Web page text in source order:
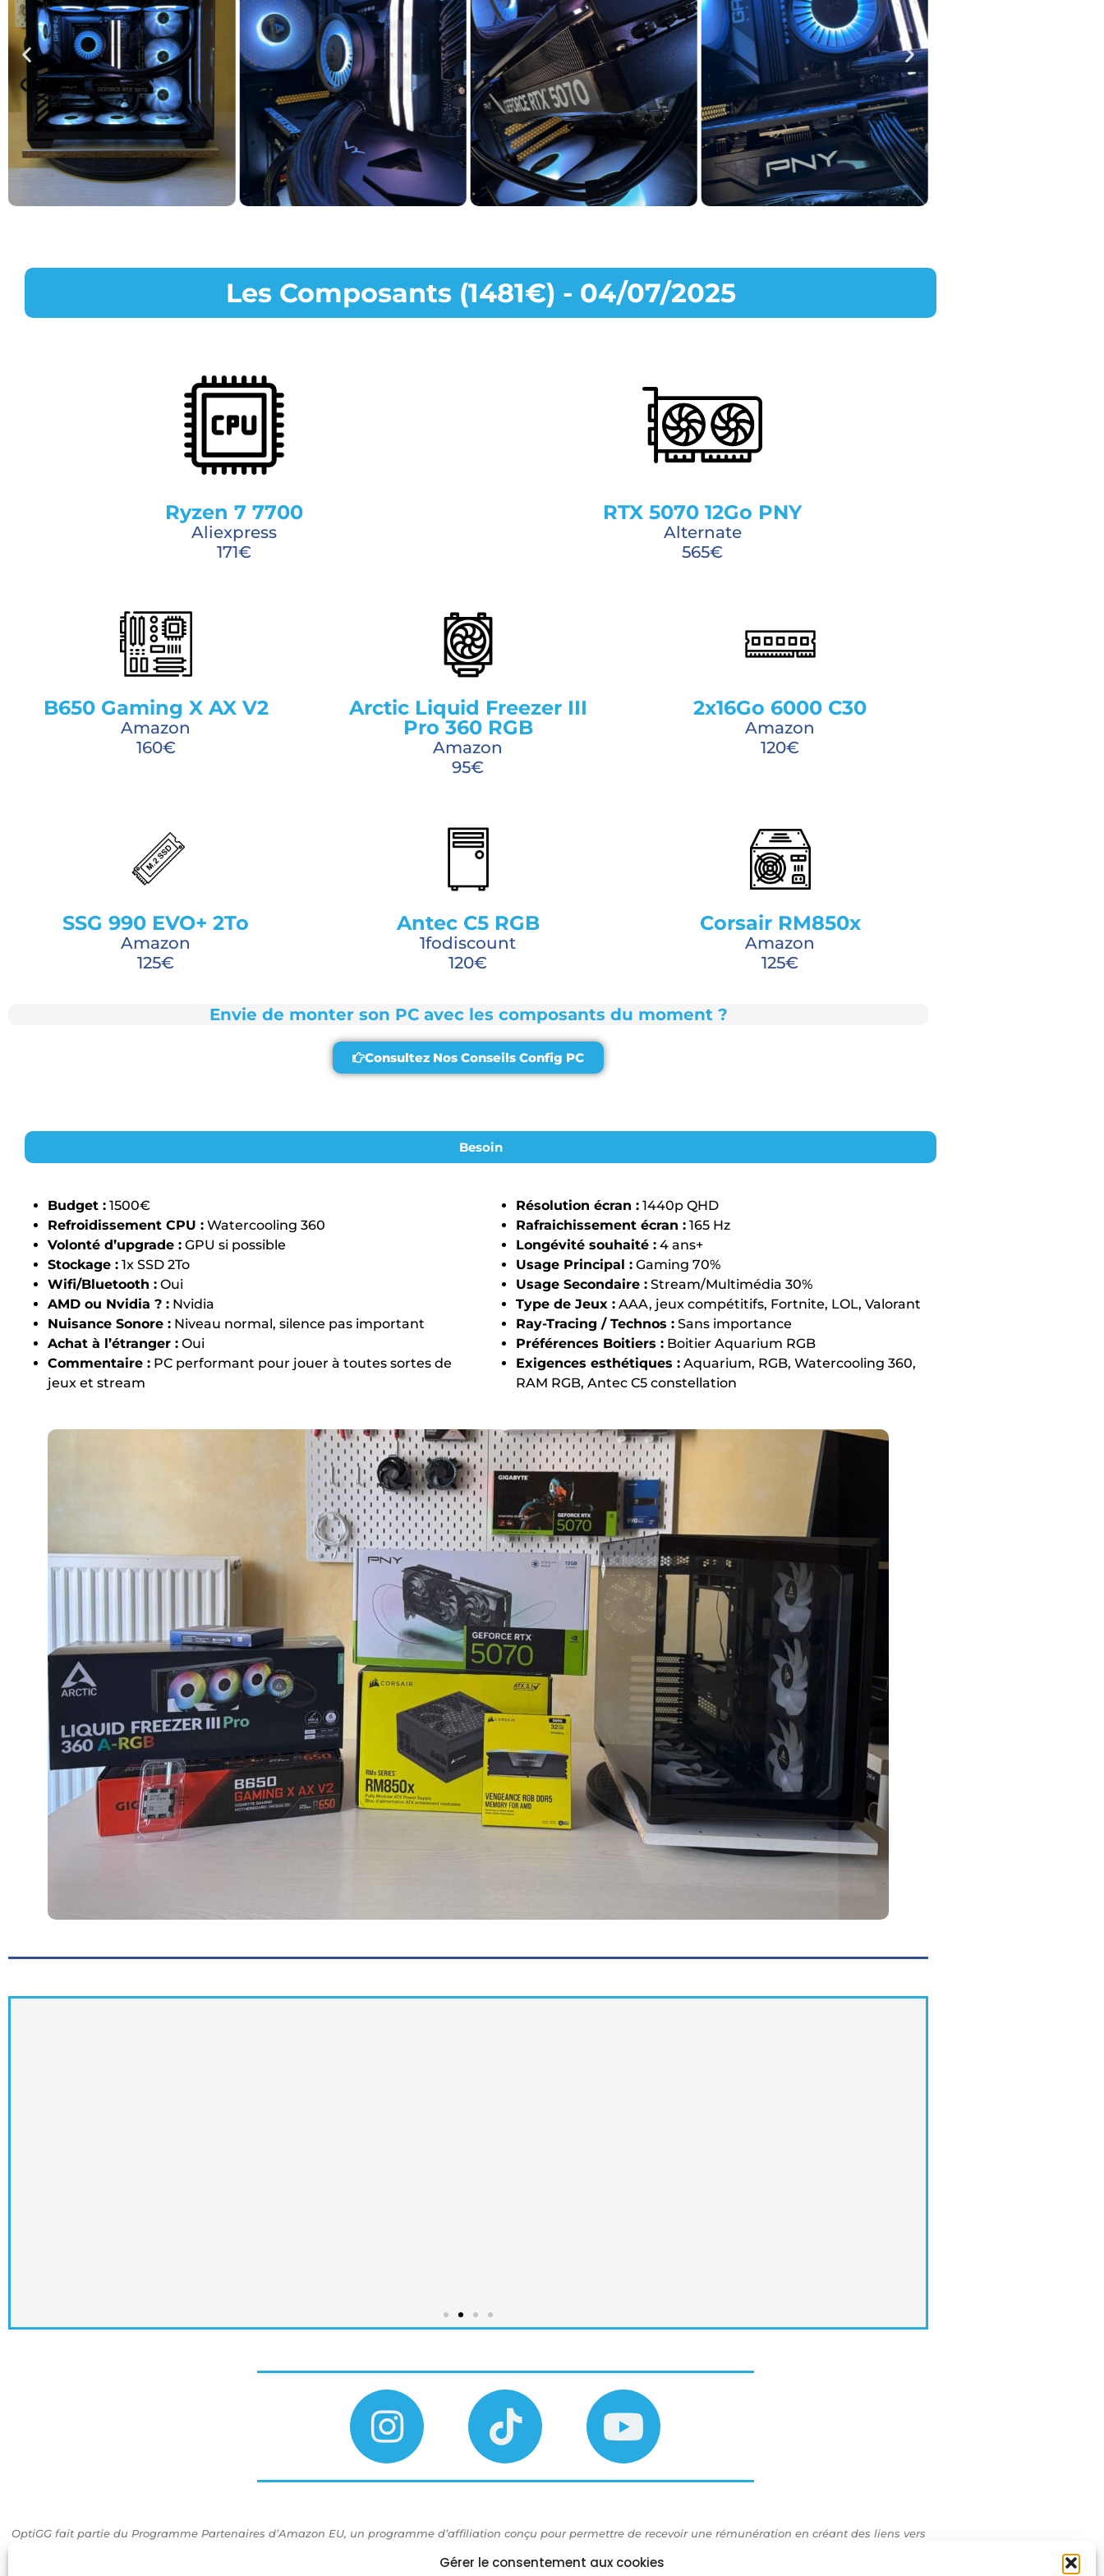
Gérer le consentement aux cookies
Les Composants (1481€) - 04/07/2025
Ryzen 7 7700
Aliexpress
171€
RTX 5070 12Go PNY
Alternate
565€
B650 Gaming X AX V2
Amazon
160€
Arctic Liquid Freezer III
Pro 360 RGB
Amazon
95€
2x16Go 6000 C30
Amazon
120€
SSG 990 EVO+ 2To
Amazon
125€
Antec C5 RGB
1fodiscount
120€
Corsair RM850x
Amazon
125€
Envie de monter son PC avec les composants du moment ?
Consultez Nos Conseils Config PC
Besoin
Budget : 1500€
Refroidissement CPU : Watercooling 360
Volonté d’upgrade : GPU si possible
Stockage : 1x SSD 2To
Wifi/Bluetooth : Oui
AMD ou Nvidia ? : Nvidia
Nuisance Sonore : Niveau normal, silence pas important
Achat à l’étranger : Oui
Commentaire : PC performant pour jouer à toutes sortes de
jeux et stream
Résolution écran : 1440p QHD
Rafraichissement écran : 165 Hz
Longévité souhaité : 4 ans+
Usage Principal : Gaming 70%
Usage Secondaire : Stream/Multimédia 30%
Type de Jeux : AAA, jeux compétitifs, Fortnite, LOL, Valorant
Ray-Tracing / Technos : Sans importance
Préférences Boitiers : Boitier Aquarium RGB
Exigences esthétiques : Aquarium, RGB, Watercooling 360,
RAM RGB, Antec C5 constellation
Choisir sa carte
Comparatif 2024 : Notre classement des
Meilleures Cartes Graphiques
Lire l'article
I
n
s
t
a
T
i
k
t
o
Y
o
u
t
u
OptiGG fait partie du Programme Partenaires d’Amazon EU, un programme d’affiliation conçu pour permettre de recevoir une rémunération en créant des liens vers
Amazon.fr. Certains autres liens peuvent aussi être rémunérés.